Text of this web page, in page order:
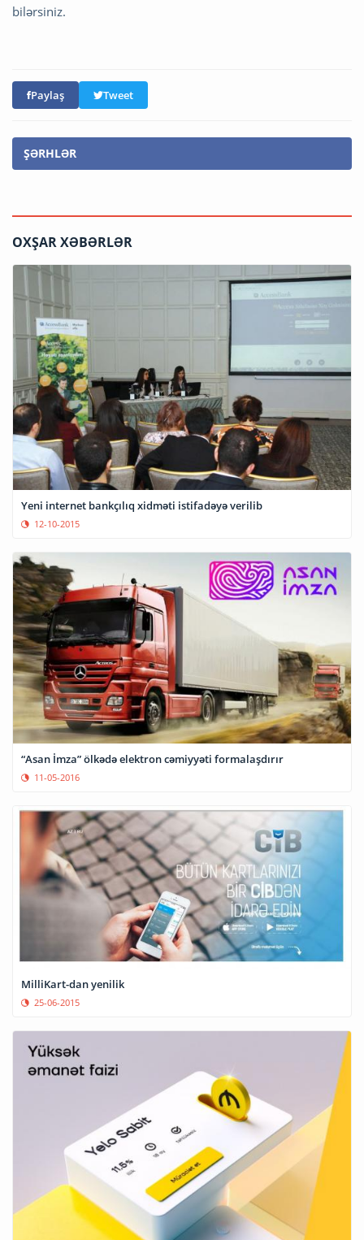
bilərsiniz.
Paylaş Tweet
ŞƏRHLƏR
OXŞAR XƏBƏRLƏR
Yeni internet bankçılıq xidməti istifadəyə verilib
12-10-2015
“Asan İmza” ölkədə elektron cəmiyyəti formalaşdırır
11-05-2016
MilliKart-dan yenilik
25-06-2015